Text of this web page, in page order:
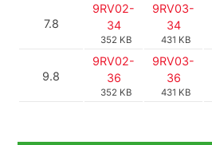
7.8
9RV02-
34
352 KB
9RV03-
34
431 KB
9.8
9RV02-
36
352 KB
9RV03-
36
431 KB